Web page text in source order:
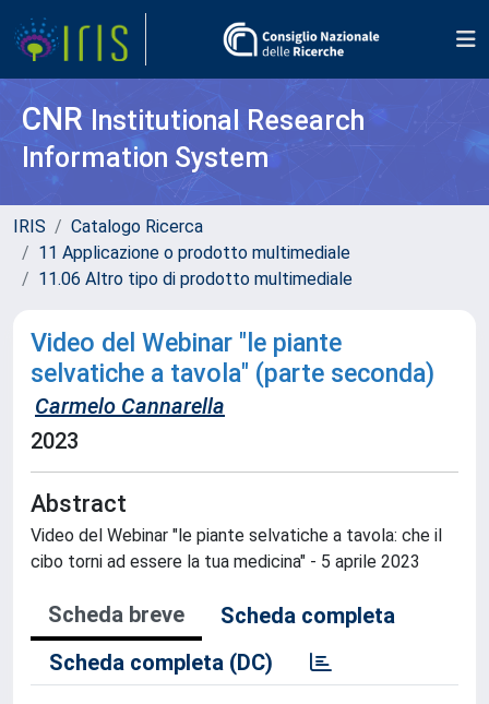
CNR Institutional Research
Information System
IRIS
Catalogo Ricerca
11 Applicazione o prodotto multimediale
11.06 Altro tipo di prodotto multimediale
Video del Webinar "le piante
selvatiche a tavola" (parte seconda)
Carmelo Cannarella
2023
Abstract
Video del Webinar "le piante selvatiche a tavola: che il
cibo torni ad essere la tua medicina" - 5 aprile 2023
Scheda breve
Scheda completa
Scheda completa (DC)